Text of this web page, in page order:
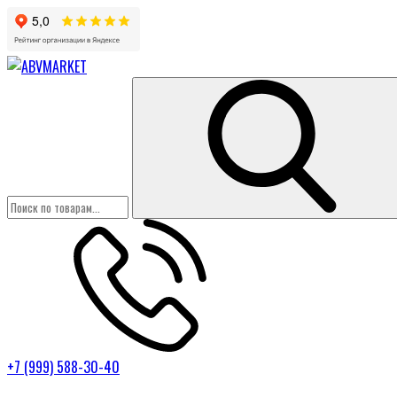
+7 (999) 588-30-40